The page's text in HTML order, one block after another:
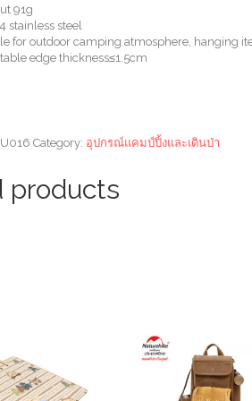
91g
stainless steel
for outdoor camping atmosphere, hanging
edge thickness≤1.5cm
Category: อุปกรณ์แคมป์ปิ้งและเดินป่า
products